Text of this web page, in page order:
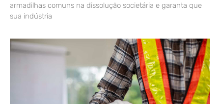
armadilhas comuns na dissolução societária e garanta que
sua indústria